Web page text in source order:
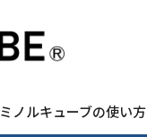
ミノルキューブの使い方